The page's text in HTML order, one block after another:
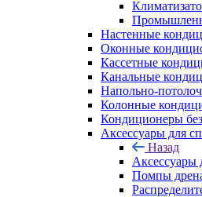
Настенные
Оконные
Кассетные
Канальные
Напольно-
Колонные
Кондиционеры
Аксессуары для
Назад
Аксессуары
Помпы